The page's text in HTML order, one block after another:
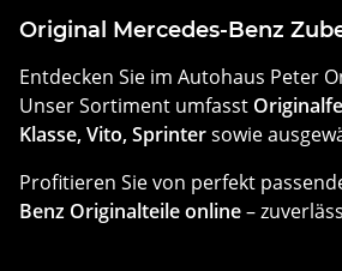
Original Mercedes-Benz
Entdecken Sie im Autohaus Peter
Unser Sortiment umfasst
Klasse, Vito, Sprintersowie
Profitieren Sie von perfekt
Benz Originalteile online–